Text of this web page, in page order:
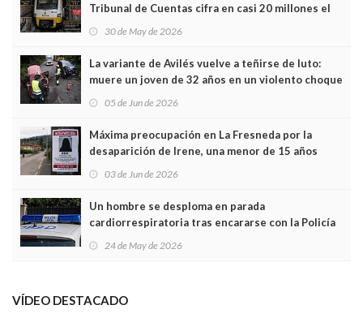
Tribunal de Cuentas cifra en casi 20 millones el
sobrecoste de los trenes que no cabían por los
30 de May de 2026
La variante de Avilés vuelve a teñirse de luto:
muere un joven de 32 años en un violento choque
frontal
05 de Jun de 2026
Máxima preocupación en La Fresneda por la
desaparición de Irene, una menor de 15 años
03 de Jun de 2026
Un hombre se desploma en parada
cardiorrespiratoria tras encararse con la Policía
Local en Luanco
24 de May de 2026
VÍDEO DESTACADO